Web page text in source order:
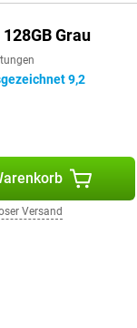
Grau
9,2
Versand